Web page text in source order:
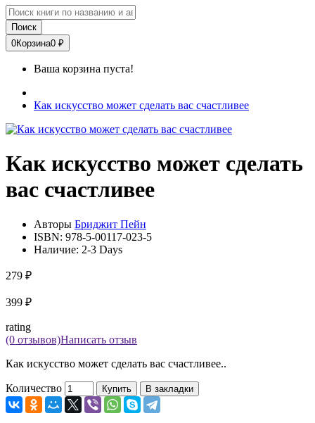
Поиск
0Корзина0 ₽
Ваша корзина пуста!
Как искусство может сделать вас счастливее
Как искусство может сделать
вас счастливее
Авторы Бриджит Пейн
ISBN: 978-5-00117-023-5
Наличие: 2-3 Days
279 ₽
399 ₽
rating
(0 отзывов)Написать отзыв
Как искусство может сделать вас счастливее..
Количество Купить В закладки